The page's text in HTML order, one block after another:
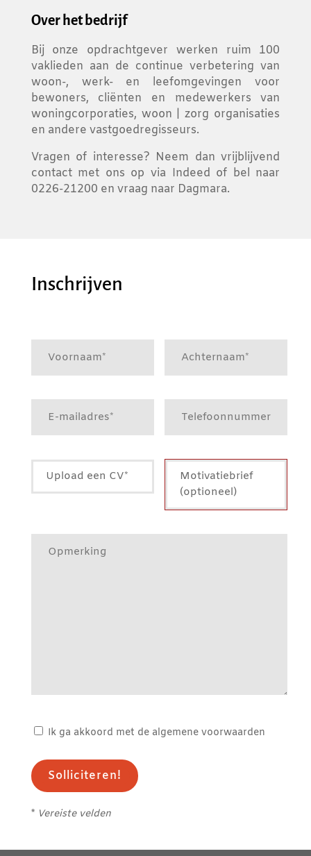
Over het bedrijf
Bij onze opdrachtgever werken ruim 100
vaklieden aan de continue verbetering van
woon-, werk- en leefomgevingen voor
bewoners, cliënten en medewerkers van
woningcorporaties, woon | zorg organisaties
en andere vastgoedregisseurs.
Vragen of interesse? Neem dan vrijblijvend
contact met ons op via Indeed of bel naar
0226-21200 en vraag naar Dagmara.
Inschrijven
Upload een CV*
Motivatiebrief
(optioneel)
Ik ga akkoord met de algemene voorwaarden
Solliciteren!
* Vereiste velden